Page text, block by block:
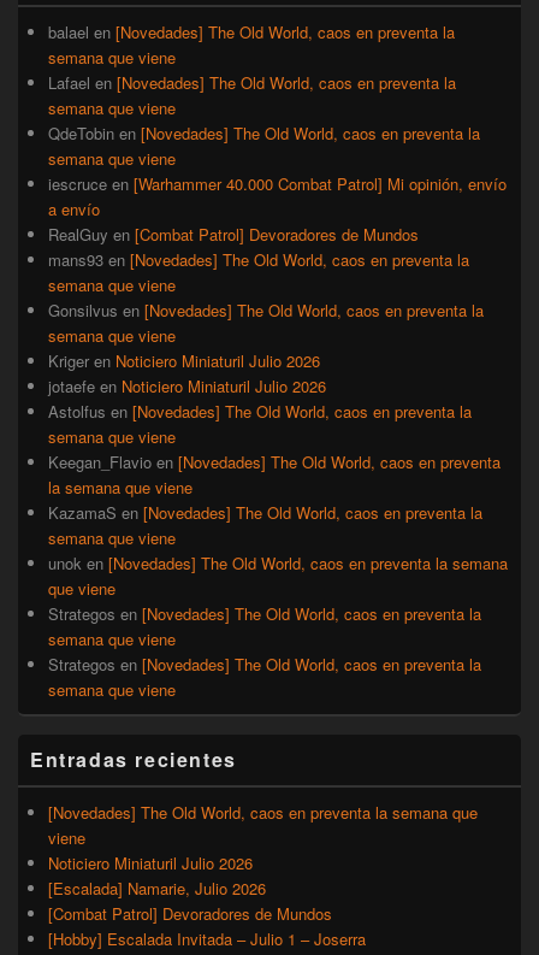
primaria
balael en [Novedades] The Old World, caos en preventa la
semana que viene
Lafael en [Novedades] The Old World, caos en preventa la
semana que viene
QdeTobin en [Novedades] The Old World, caos en preventa la
semana que viene
iescruce en [Warhammer 40.000 Combat Patrol] Mi opinión, envío
a envío
RealGuy en [Combat Patrol] Devoradores de Mundos
mans93 en [Novedades] The Old World, caos en preventa la
semana que viene
Gonsilvus en [Novedades] The Old World, caos en preventa la
semana que viene
Kriger en Noticiero Miniaturil Julio 2026
jotaefe en Noticiero Miniaturil Julio 2026
Astolfus en [Novedades] The Old World, caos en preventa la
semana que viene
Keegan_Flavio en [Novedades] The Old World, caos en preventa
la semana que viene
KazamaS en [Novedades] The Old World, caos en preventa la
semana que viene
unok en [Novedades] The Old World, caos en preventa la semana
que viene
Strategos en [Novedades] The Old World, caos en preventa la
semana que viene
Strategos en [Novedades] The Old World, caos en preventa la
semana que viene
Entradas recientes
[Novedades] The Old World, caos en preventa la semana que
viene
Noticiero Miniaturil Julio 2026
[Escalada] Namarie, Julio 2026
[Combat Patrol] Devoradores de Mundos
[Hobby] Escalada Invitada – Julio 1 – Joserra